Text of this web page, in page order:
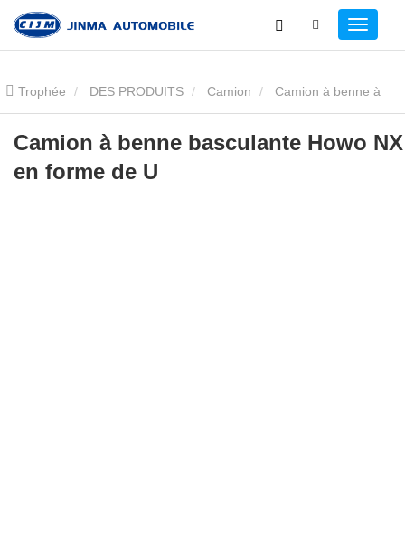
Trophée DES PRODUITS Camion Camion à benne à
benne Le changement de feu sous le howo nx sont des formes
sont des formes de u
Camion à benne basculante Howo NX
en forme de U